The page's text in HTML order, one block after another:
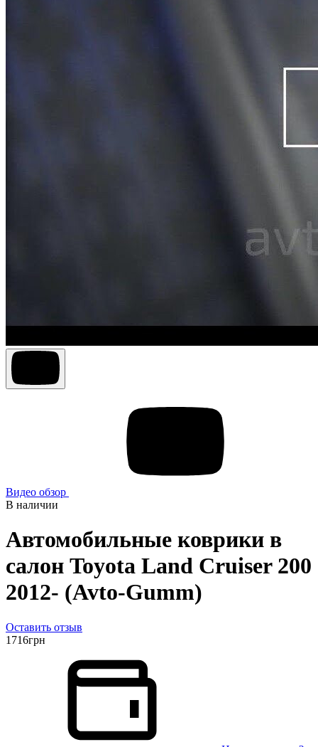
Видео обзор
В наличии
Автомобильные коврики в
салон Toyota Land Cruiser 200
2012- (Avto-Gumm)
Оставить отзыв
1716грн